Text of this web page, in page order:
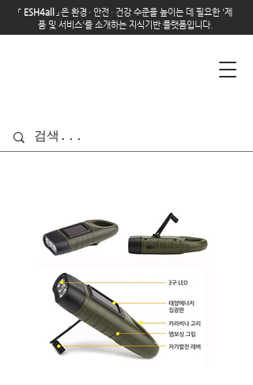
「 ESH4all 」은 환경 · 안전 · 건강 수준을 높이는 데 필요한 '제
품 및 서비스'를 소개하는 지식기반 플랫폼입니다.